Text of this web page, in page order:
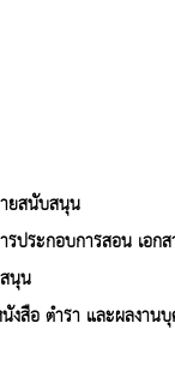
ยสนับสนุน
ประกอบการสอน เอก
นุน
สือ ตำรา และผลงาน